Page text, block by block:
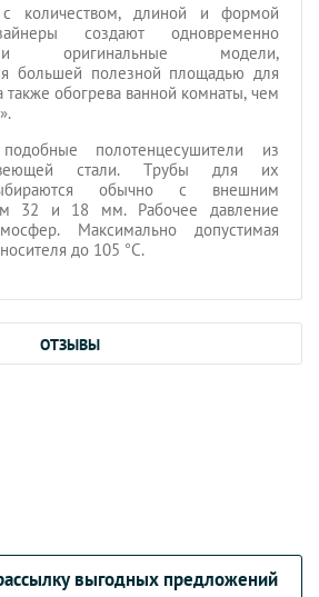
с количеством, длиной и формой
создают одновременно
оригинальные модели,
большей полезной площадью для
также обогрева ванной комнаты, чем
подобные полотенцесушители из
стали. Трубы для их
обычно с внешним
32 и 18 мм. Рабочее давление
Максимально допустимая
до 105 °C.
ОТЗЫВЫ
выгодных предложений